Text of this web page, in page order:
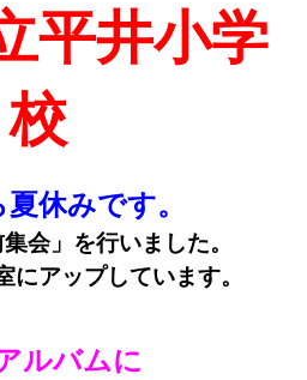
平井小学
校
休みです。
会」を行いました。
にアップしています。
ルバムに